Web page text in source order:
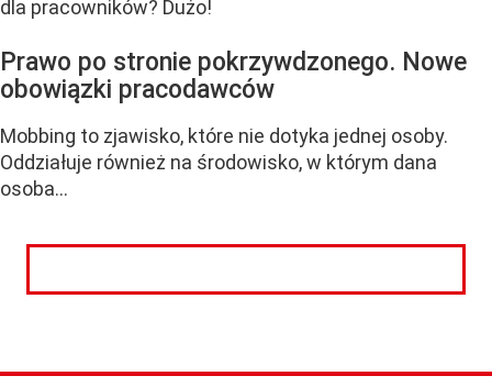
dla pracowników? Dużo!
Prawo po stronie pokrzywdzonego. Nowe
obowiązki pracodawców
Mobbing to zjawisko, które nie dotyka jednej osoby.
Oddziałuje również na środowisko, w którym dana
osoba...